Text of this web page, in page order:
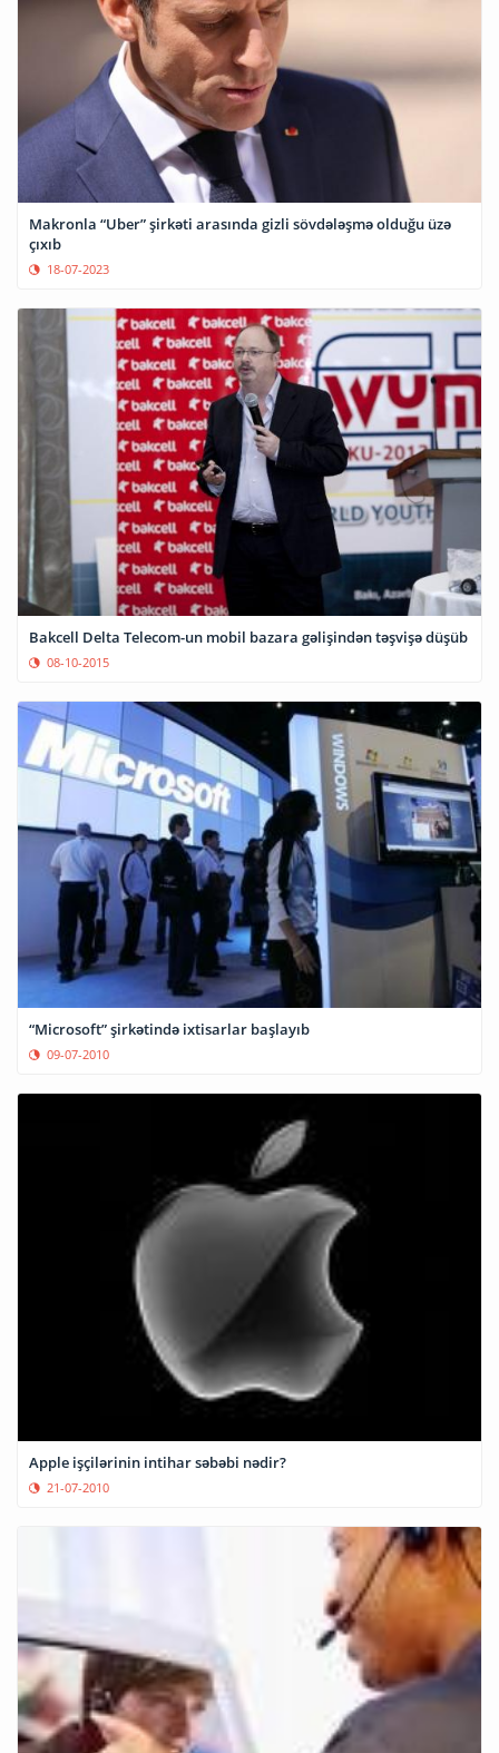
Makronla “Uber” şirkəti arasında gizli sövdələşmə olduğu üzə
çıxıb
18-07-2023
Bakcell Delta Telecom-un mobil bazara gəlişindən təşvişə düşüb
08-10-2015
“Microsoft” şirkətində ixtisarlar başlayıb
09-07-2010
Apple işçilərinin intihar səbəbi nədir?
21-07-2010